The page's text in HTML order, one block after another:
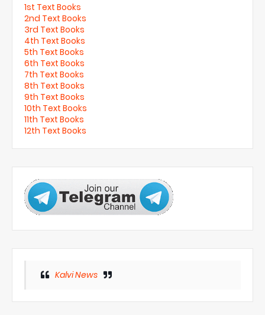
1st Text Books
2nd Text Books
3rd Text Books
4th Text Books
5th Text Books
6th Text Books
7th Text Books
8th Text Books
9th Text Books
10th Text Books
11th Text Books
12th Text Books
Kalvi News